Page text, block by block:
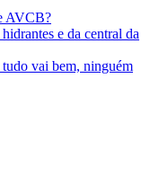
AVCB?
e da central da
vai bem, ninguém